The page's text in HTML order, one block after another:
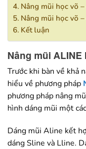
Nâng mũi học võ
Nâng mũi học võ
Kết luận
Nâng mũi ALINE
Trước khi bàn về khả
hiểu về phương pháp
phương pháp nâng
hình dáng mũi một
Dáng mũi Aline kết
dáng Sline và Lline.